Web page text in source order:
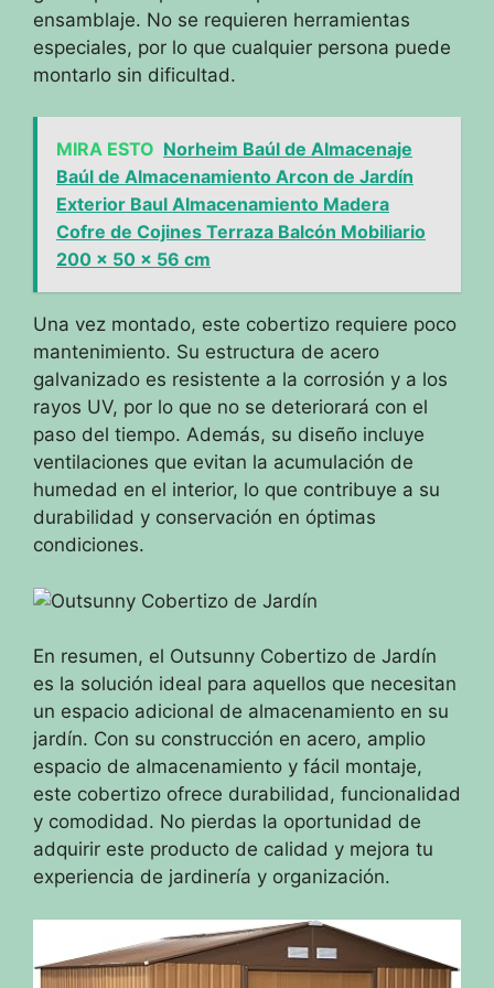
ensamblaje. No se requieren herramientas
especiales, por lo que cualquier persona puede
montarlo sin dificultad.
MIRA ESTO Norheim Baúl de Almacenaje
Baúl de Almacenamiento Arcon de Jardín
Exterior Baul Almacenamiento Madera
Cofre de Cojines Terraza Balcón Mobiliario
200 x 50 x 56 cm
Una vez montado, este cobertizo requiere poco
mantenimiento. Su estructura de acero
galvanizado es resistente a la corrosión y a los
rayos UV, por lo que no se deteriorará con el
paso del tiempo. Además, su diseño incluye
ventilaciones que evitan la acumulación de
humedad en el interior, lo que contribuye a su
durabilidad y conservación en óptimas
condiciones.
En resumen, el Outsunny Cobertizo de Jardín
es la solución ideal para aquellos que necesitan
un espacio adicional de almacenamiento en su
jardín. Con su construcción en acero, amplio
espacio de almacenamiento y fácil montaje,
este cobertizo ofrece durabilidad, funcionalidad
y comodidad. No pierdas la oportunidad de
adquirir este producto de calidad y mejora tu
experiencia de jardinería y organización.